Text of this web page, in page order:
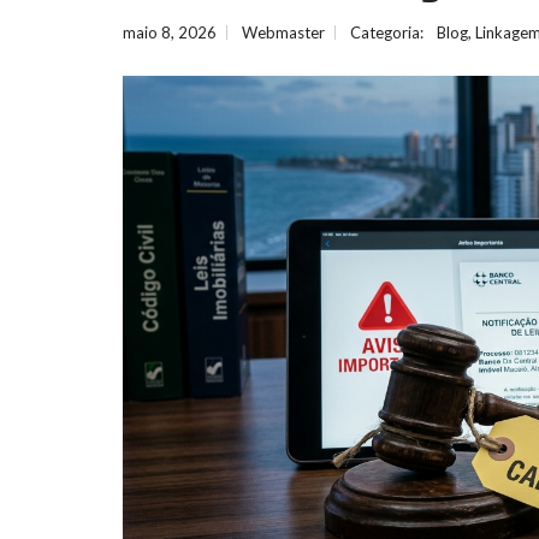
maio 8, 2026 Webmaster Categoria: Blog,